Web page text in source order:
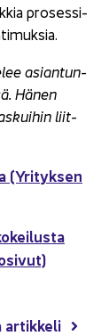
pro­ses­si­
asian­tun­
Hänen
liit­
(Yri­tyk­sen
ar­tik­ke­li